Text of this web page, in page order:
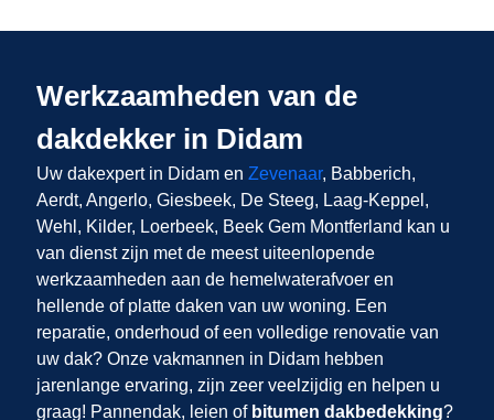
Werkzaamheden van de
dakdekker in Didam
Uw dakexpert in Didam en Zevenaar, Babberich,
Aerdt, Angerlo, Giesbeek, De Steeg, Laag-Keppel,
Wehl, Kilder, Loerbeek, Beek Gem Montferland kan u
van dienst zijn met de meest uiteenlopende
werkzaamheden aan de hemelwaterafvoer en
hellende of platte daken van uw woning. Een
reparatie, onderhoud of een volledige renovatie van
uw dak? Onze vakmannen in Didam hebben
jarenlange ervaring, zijn zeer veelzijdig en helpen u
graag! Pannendak, leien ofbitumen dakbedekking?